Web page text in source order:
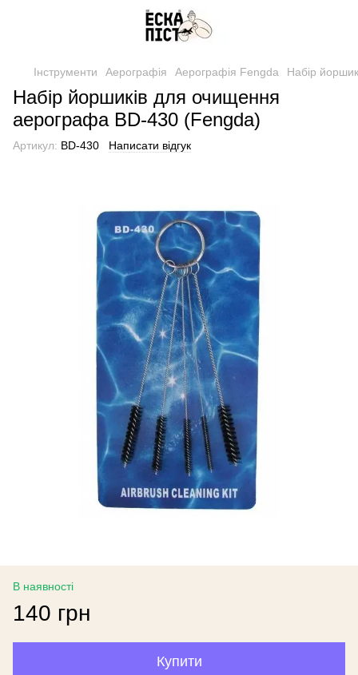
Інструменти Аерографія Аерографія Fengda Набір
Набір йоршиків для очищення
аерографа BD-430 (Fengda)
Артикул: BD-430 Написати відгук
В наявності
140 грн
Купити